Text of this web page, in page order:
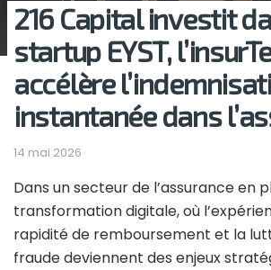
216 Capital investit
startup EYST,
accélère
instantanée dans
14 mai 2026
Dans un secteur de l’assurance en
transformation digitale, où
rapidité de remboursement et la
fraude deviennent des enjeux